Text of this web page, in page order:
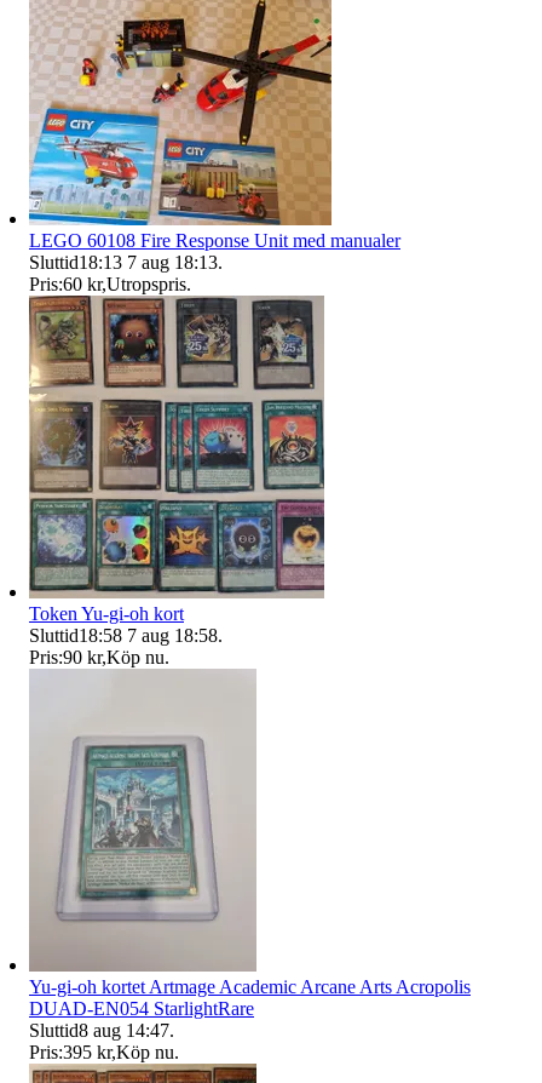
LEGO 60108 Fire Response Unit med manualer
Sluttid18:13 7 aug 18:13.
Pris:60 kr,Utropspris.
Token Yu-gi-oh kort
Sluttid18:58 7 aug 18:58.
Pris:90 kr,Köp nu.
Yu-gi-oh kortet Artmage Academic Arcane Arts Acropolis
DUAD-EN054 StarlightRare
Sluttid8 aug 14:47.
Pris:395 kr,Köp nu.